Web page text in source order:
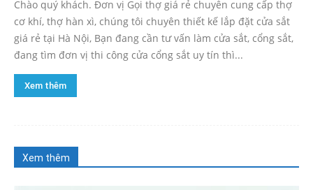
Chào quý khách. Đơn vị Gọi thợ giá rẻ chuyên cung cấp thợ
cơ khí, thợ hàn xì, chúng tôi chuyên thiết kế lắp đặt cửa sắt
giá rẻ tại Hà Nội, Bạn đang cần tư vấn làm cửa sắt, cổng sắt,
đang tìm đơn vị thi công cửa cổng sắt uy tín thì...
Xem thêm
Xem thêm